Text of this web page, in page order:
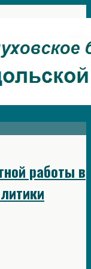
работы в